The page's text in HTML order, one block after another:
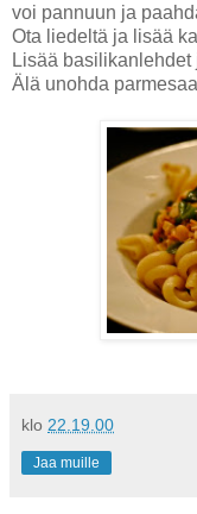
voi pannuun ja
Ota liedeltä ja lisää
Lisää
Älä unohda
klo 22.19.00
Jaa muille